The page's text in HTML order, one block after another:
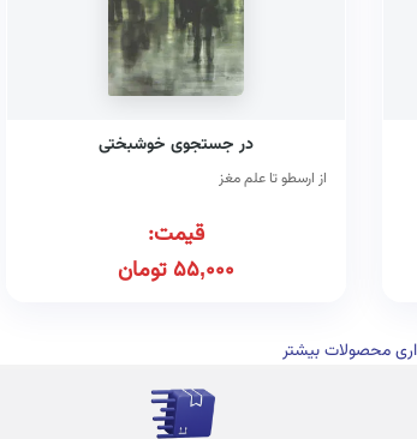
در جستجوی خوشبختی
از ارسطو تا علم مغز
قیمت:
55,000 تومان
محصولات بیشتر